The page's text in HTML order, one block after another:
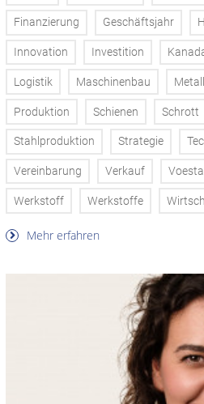
Finanzierung Geschäftsjahr
Innovation Investition
Logistik Maschinenbau
Produktion Schienen Schrott
Stahlproduktion Strategie
Vereinbarung Verkauf
Werkstoff Werkstoffe
Mehr erfahren